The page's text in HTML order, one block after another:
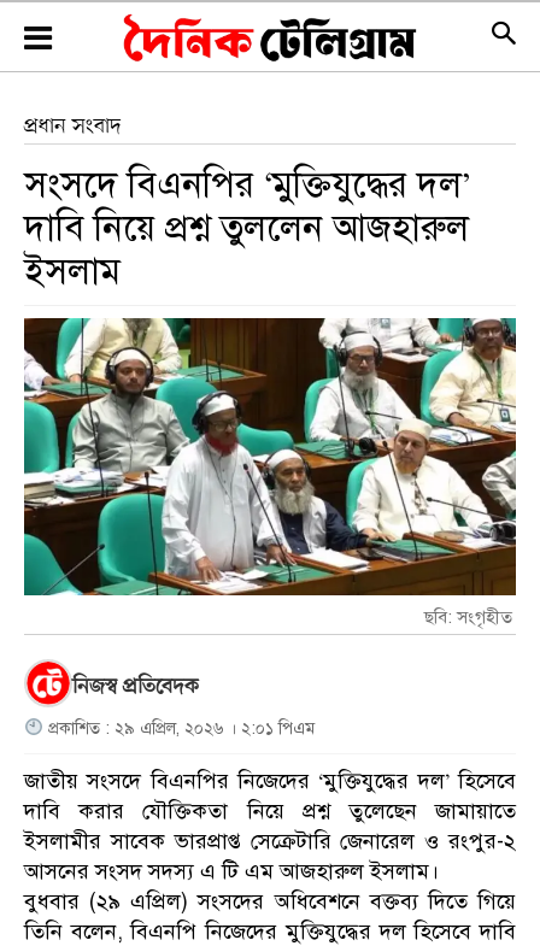
প্রধান সংবাদ
সংসদে বিএনপির ‘মুক্তিযুদ্ধের দল’
দাবি নিয়ে প্রশ্ন তুললেন আজহারুল
ইসলাম
ছবি: সংগৃহীত
নিজস্ব প্রতিবেদক
প্রকাশিত : ২৯ এপ্রিল, ২০২৬ । ২:০১ পিএম
জাতীয় সংসদে বিএনপির নিজেদের ‘মুক্তিযুদ্ধের দল’ হিসেবে
দাবি করার যৌক্তিকতা নিয়ে প্রশ্ন তুলেছেন জামায়াতে
ইসলামীর সাবেক ভারপ্রাপ্ত সেক্রেটারি জেনারেল ও রংপুর-২
আসনের সংসদ সদস্য এ টি এম আজহারুল ইসলাম।
বুধবার (২৯ এপ্রিল) সংসদের অধিবেশনে বক্তব্য দিতে গিয়ে
তিনি বলেন, বিএনপি নিজেদের মুক্তিযুদ্ধের দল হিসেবে দাবি